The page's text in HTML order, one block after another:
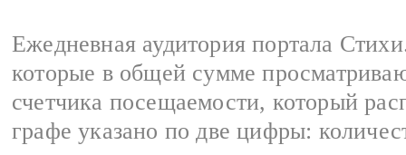
Ежедневная аудитория портала
которые в общей сумме
счетчика посещаемости, который
графе указано по две цифры: